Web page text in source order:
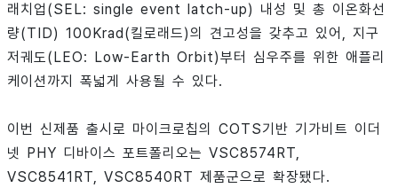
래치업(SEL: single event latch-up) 내성 및 총 이온화선
량(TID) 100Krad(킬로래드)의 견고성을 갖추고 있어, 지구
저궤도(LEO: Low-Earth Orbit)부터 심우주를 위한 애플리
케이션까지 폭넓게 사용될 수 있다.
이번 신제품 출시로 마이크로칩의 COTS기반 기가비트 이더
넷 PHY 디바이스 포트폴리오는 VSC8574RT,
VSC8541RT, VSC8540RT 제품군으로 확장됐다.